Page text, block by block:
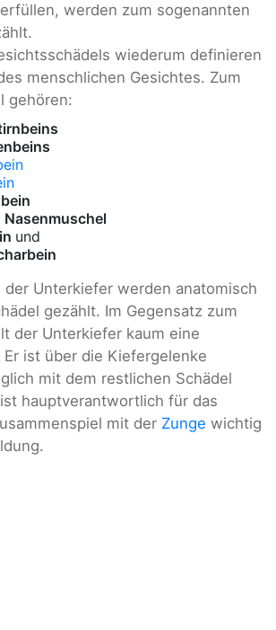
werden zum sogenannten
wiederum definieren
menschlichen Gesichtes. Zum
gehören:
Nasenmuschel
und
der Unterkiefer werden anatomisch
gezählt. Im Gegensatz zum
der Unterkiefer kaum eine
ist über die Kiefergelenke
mit dem restlichen Schädel
hauptverantwortlich für das
mit der Zunge wichtig